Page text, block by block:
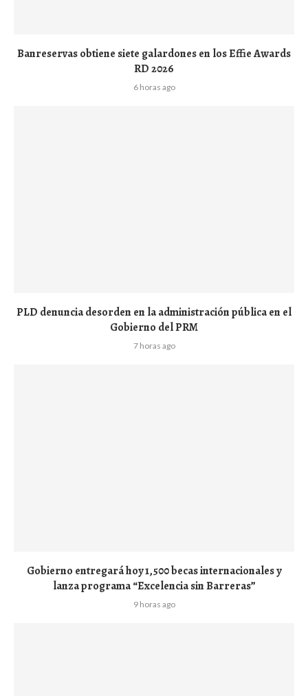
Banreservas obtiene siete galardones en los Effie Awards
RD 2026
6 horas ago
PLD denuncia desorden en la administración pública en el
Gobierno del PRM
7 horas ago
Gobierno entregará hoy 1,500 becas internacionales y
lanza programa “Excelencia sin Barreras”
9 horas ago